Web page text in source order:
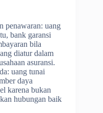
penawaran: uang
bank garansi
bila
diatur dalam
asuransi.
uang tunai
daya
karena bukan
hubungan baik